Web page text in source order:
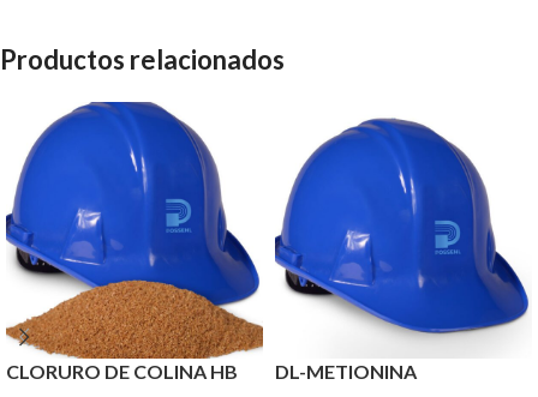
Productos relacionados
CLORURO DE COLINA HB DL-METIONINA